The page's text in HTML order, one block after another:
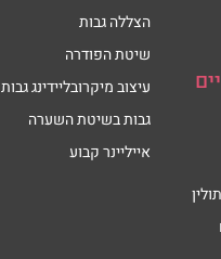
הצללה גבות
שיטת הפודרה
עיצוב מיקרובליידינג גבות
גבות בשיטת השערה
אייליינר קבוע